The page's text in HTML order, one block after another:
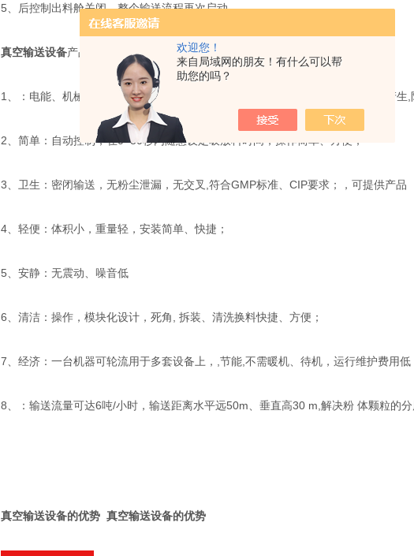
欢迎您！
来自局域网的朋友！有什么可以帮
助您的吗？
5、后控制出料舱关闭，整个输送流程再次启动。
真空输送设备产品特点：
1、：电能、机械能，仅通过压缩空气就可控制和运行整个系统,工作过程无热量产生
2、简单：自动控制，在0~30秒内随意设定吸放料时间，操作简单、方便；
3、卫生：密闭输送，无粉尘泄漏，无交叉,符合GMP标准、CIP要求；，可提供产品
4、轻便：体积小，重量轻，安装简单、快捷；
5、安静：无震动、噪音低
6、清洁：操作，模块化设计，死角, 拆装、清洗换料快捷、方便；
7、经济：一台机器可轮流用于多套设备上，,节能,不需暖机、待机，运行维护费用低
8、：输送流量可达6吨/小时，输送距离水平远50m、垂直高30 m,解决粉 体颗粒的分
真空输送设备的优势 真空输送设备的优势